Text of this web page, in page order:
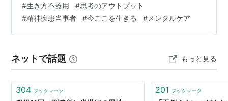
持ち続けて否定してくる人もほっとこう。 表面から読み
取れる情報だけで判断して決めつけてくる人もほっとこ
う。 そこしか見ようとしない人もいる。 私の人生に入れ
だの石。と思えばいい。 避けて歩けばいい。 足を引っ掛
けられて転んだとしても、ど…
#生き方不器用 #思考のアウトプット
#精神疾患当事者 #今ここを生きる # メンタルケア
ネットで話題 もっと見る
304 ブックマーク 201 ブックマーク